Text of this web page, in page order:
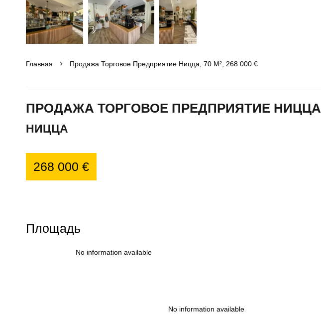
Главная Продажа Торговое Предприятие Ницца, 70 М², 268 000 €
ПРОДАЖА ТОРГОВОЕ ПРЕДПРИЯТИЕ НИЦЦА
НИЦЦА
268 000 €
Площадь
No information available
No information available